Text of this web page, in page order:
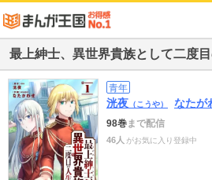
最上紳士、異世界貴族として二度
青年
洸夜 （こうや） なたが
98巻まで配信
46人 がお気に入り登録中